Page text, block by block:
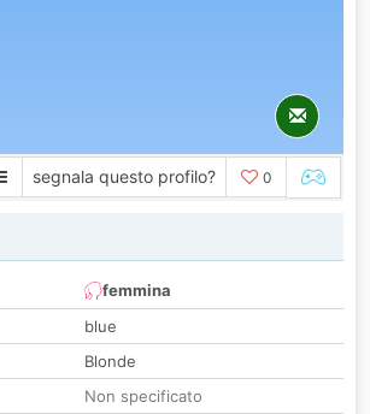
segnala questo profilo? 0
femmina
blue
Blonde
Non specificato